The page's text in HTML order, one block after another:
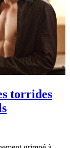
torrides